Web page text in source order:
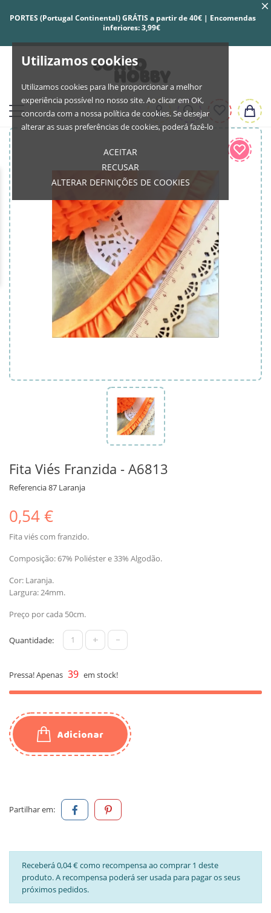
Utilizamos cookies
Utilizamos cookies para lhe proporcionar a melhor
experiência possível no nosso site. Ao clicar em OK,
concorda com a nossa política de cookies. Se desejar
alterar as suas preferências de cookies, poderá fazê-lo
ACEITAR
RECUSAR
ALTERAR DEFINIÇÕES DE COOKIES
PORTES (Portugal Continental) GRÁTIS a partir de 40€ | Encomendas
inferiores: 3,99€
Fita Viés Franzida - A6813
Referencia87 Laranja
0,54 €
Fita viés com franzido.
Composição: 67% Poliéster e 33% Algodão.
Cor: Laranja.
Largura: 24mm.
Preço por cada 50cm.
Quantidade: + -
Pressa! Apenas 39 em stock!
Adicionar
Partilhar em:
Receberá 0,04 € como recompensa ao comprar 1 deste
produto. A recompensa poderá ser usada para pagar os seus
próximos pedidos.